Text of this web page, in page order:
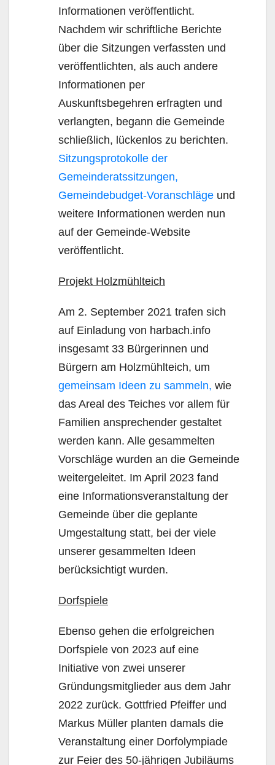
Informationen veröffentlicht.
Nachdem wir schriftliche Berichte
über die Sitzungen verfassten und
veröffentlichten, als auch andere
Informationen per
Auskunftsbegehren erfragten und
verlangten, begann die Gemeinde
schließlich, lückenlos zu berichten.
Sitzungsprotokolle der
Gemeinderatssitzungen,
Gemeindebudget-Voranschläge und
weitere Informationen werden nun
auf der Gemeinde-Website
veröffentlicht.
Projekt Holzmühlteich
Am 2. September 2021 trafen sich
auf Einladung von harbach.info
insgesamt 33 Bürgerinnen und
Bürgern am Holzmühlteich, um
gemeinsam Ideen zu sammeln, wie
das Areal des Teiches vor allem für
Familien ansprechender gestaltet
werden kann. Alle gesammelten
Vorschläge wurden an die Gemeinde
weitergeleitet. Im April 2023 fand
eine Informationsveranstaltung der
Gemeinde über die geplante
Umgestaltung statt, bei der viele
unserer gesammelten Ideen
berücksichtigt wurden.
Dorfspiele
Ebenso gehen die erfolgreichen
Dorfspiele von 2023 auf eine
Initiative von zwei unserer
Gründungsmitglieder aus dem Jahr
2022 zurück. Gottfried Pfeiffer und
Markus Müller planten damals die
Veranstaltung einer Dorfolympiade
zur Feier des 50-jährigen Jubiläums